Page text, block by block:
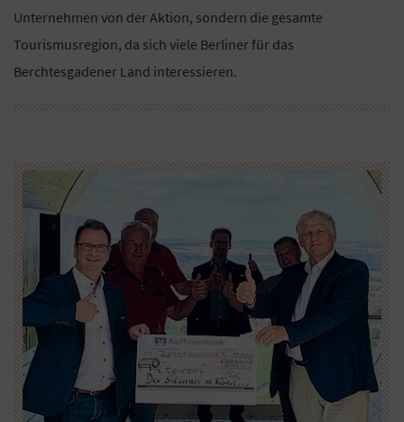
Unternehmen von der Aktion, sondern die gesamte
Tourismusregion, da sich viele Berliner für das
Berchtesgadener Land interessieren.